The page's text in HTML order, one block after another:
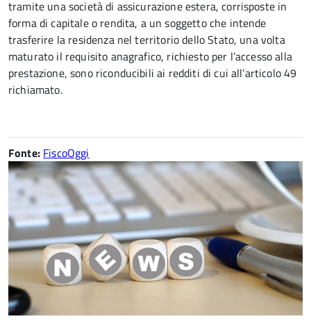
tramite una società di assicurazione estera, corrisposte in
forma di capitale o rendita, a un soggetto che intende
trasferire la residenza nel territorio dello Stato, una volta
maturato il requisito anagrafico, richiesto per l’accesso alla
prestazione, sono riconducibili ai redditi di cui all’articolo 49
richiamato.
Fonte: FiscoOggi